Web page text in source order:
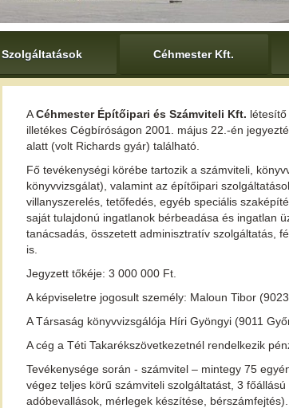
Szolgáltatások Céhmester Kft.
ACéhmester Építőipari és Számviteli Kft.
illetékes Cégbíróságon 2001. május 22.-én
alatt (volt Richards gyár) található.
Fő tevékenységi körébe tartozik a számviteli,
könyvvizsgálat), valamint az építőipari
villanyszerelés, tetőfedés, egyéb speciális
saját tulajdonú ingatlanok bérbeadása és ingatlan
tanácsadás, összetett adminisztratív szolgáltatás,
is.
Jegyzett tőkéje: 3 000 000 Ft.
A képviseletre jogosult személy: Maloun Tibor
A Társaság könyvvizsgálója Híri Gyöngyi (9011
A cég a Téti Takarékszövetkezetnél rendelkezik
Tevékenysége során - számvitel – mintegy 75
végez teljes körű számviteli szolgáltatást, 3
adóbevallások, mérlegek készítése,